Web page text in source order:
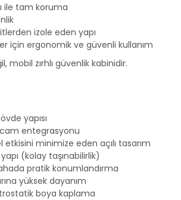
ile tam koruma
izole eden yapı
için ergonomik ve güvenli kullanım
mobil zırhlı güvenlik kabinidir.
yapısı
entegrasyonu
minimize eden açılı tasarım
(kolay taşınabilirlik)
pratik konumlandırma
yüksek dayanım
boya kaplama